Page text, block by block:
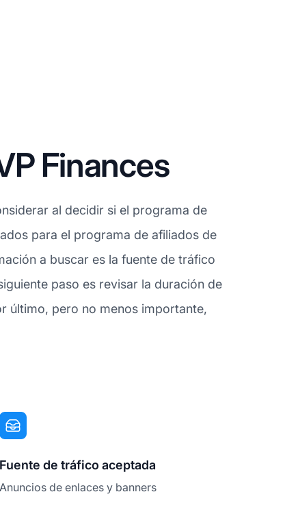
Finances
al decidir si el programa de
para el programa de afiliados de
a buscar es la fuente de tráfico
paso es revisar la duración de
último, pero no menos importante,
Fuente de tráfico aceptada
Anuncios de enlaces y banners